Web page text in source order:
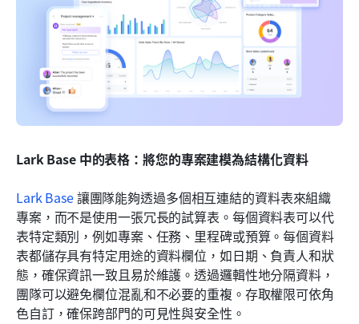
Lark Base 中的表格：將您的專案建模為結構化資料
Lark Base 讓團隊能夠透過多個相互連結的資料表來組織
專案，而不是使用一張冗長的試算表。每個資料表可以代
表特定類別，例如專案、任務、里程碑或預算。每個資料
表都儲存具有特定用途的資料欄位，如日期、負責人和狀
態，確保資訊一致且易於維護。透過邏輯性地分隔資料，
團隊可以避免欄位混亂和不必要的重複。存取權限可依角
色自訂，確保跨部門的可見性與安全性。